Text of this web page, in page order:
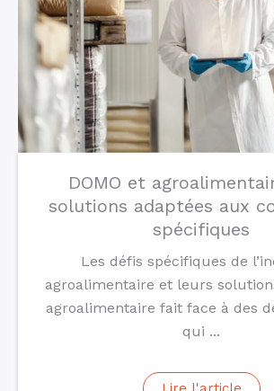
DOMO et
solutions adaptées aux
spécifiques
Les défis spécifiques de
agroalimentaire et leurs
agroalimentaire fait face à des
qui ...